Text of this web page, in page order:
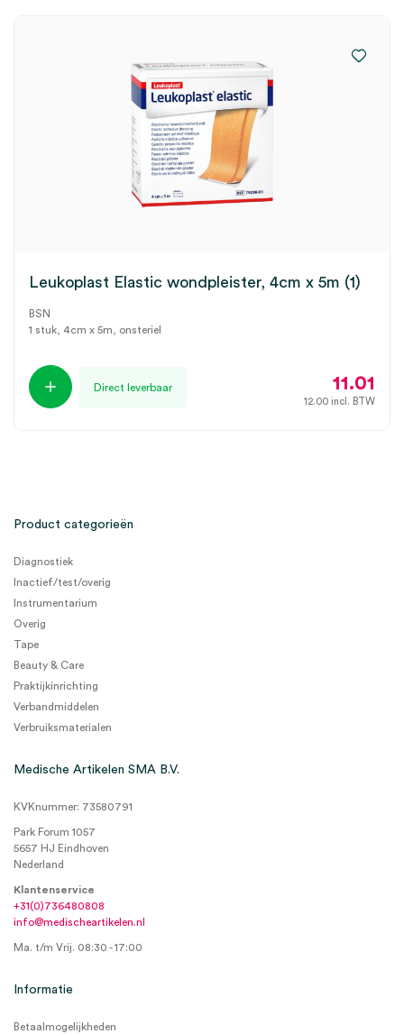
Leukoplast Elastic wondpleister, 4cm x 5m (1)
BSN
1 stuk, 4cm x 5m, onsteriel
Direct leverbaar 11.01
12.00 incl. BTW
Product categorieën
Diagnostiek
Inactief/test/overig
Instrumentarium
Overig
Tape
Beauty & Care
Praktijkinrichting
Verbandmiddelen
Verbruiksmaterialen
Medische Artikelen SMA B.V.
KVKnummer: 73580791
Park Forum 1057
5657 HJ Eindhoven
Nederland
Klantenservice
+31(0)736480808
info@medischeartikelen.nl
Ma. t/m Vrij. 08:30 - 17:00
Informatie
Betaalmogelijkheden